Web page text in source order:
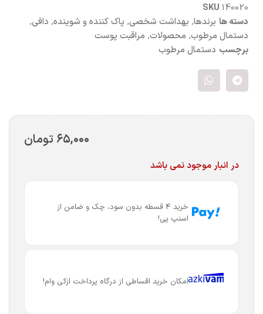
SKU 140020
دسته ها برندها, بهداشت شخصی, پاک کننده و شوینده, دافی,
دستمال مرطوب, محصولات, مراقبت پوست
برچسب دستمال مرطوب
۶۵,۰۰۰ تومان
در انبار موجود نمی باشد
خرید 4 قسطه بدون سود، چک و ضامن از
اسنپ پی!
امکان خرید اقساطی از درگاه پرداخت ازکی وام!